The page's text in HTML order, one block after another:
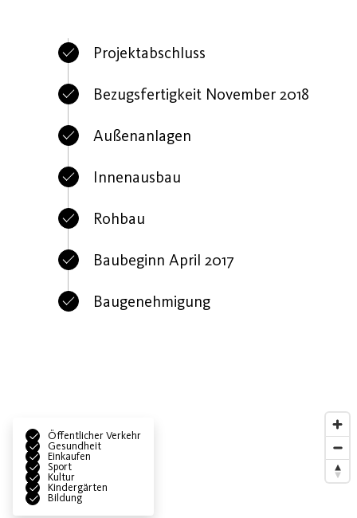
Projektabschluss
Bezugsfertigkeit November 2018
Außenanlagen
Innenausbau
Rohbau
Baubeginn April 2017
Baugenehmigung
Öffentlicher Verkehr
Gesundheit
Einkaufen
Sport
Kultur
Kindergärten
Bildung